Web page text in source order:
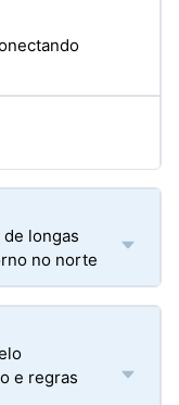
longas
no norte
e regras